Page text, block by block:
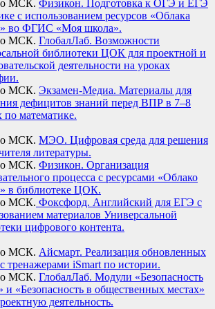
МСК. Физикон. Подготовка к ОГЭ и ЕГЭ
с использованием ресурсов «Облака
во ФГИС «Моя школа».
МСК. ГлобалЛаб. Возможности
библиотеки ЦОК для проектной и
деятельности на уроках
МСК. Экзамен-Медиа. Материалы для
дефицитов знаний перед ВПР в 7–8
по математике.
МСК. МЭО. Цифровая среда для решения
литературы.
МСК. Физикон. Организация
процесса с ресурсами «Облако
в библиотеке ЦОК.
МСК. Фоксфорд. Английский для ЕГЭ с
материалов Универсальной
цифрового контента.
МСК. Айсмарт. Реализация обновленных
iSmart по истории.
МСК. ГлобалЛаб. Модули «Безопасность
и «Безопасность в общественных местах»
деятельность.